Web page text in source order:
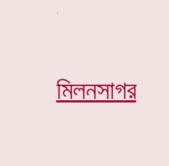
মিলনসাগর